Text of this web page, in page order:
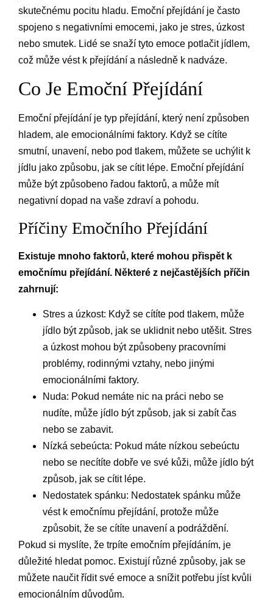
skutečnému pocitu hladu. Emoční přejídání je často
spojeno s negativními emocemi, jako je stres, úzkost
nebo smutek. Lidé se snaží tyto emoce potlačit jídlem,
což může vést k přejídání a následně k nadváze.
Co Je Emoční Přejídání
Emoční přejídání je typ přejídání, který není způsoben
hladem, ale emocionálními faktory. Když se cítíte
smutní, unavení, nebo pod tlakem, můžete se uchýlit k
jídlu jako způsobu, jak se cítit lépe. Emoční přejídání
může být způsobeno řadou faktorů, a může mít
negativní dopad na vaše zdraví a pohodu.
Příčiny Emočního Přejídání
Existuje mnoho faktorů, které mohou přispět k
emočnímu přejídání. Některé z nejčastějších příčin
zahrnují:
Stres a úzkost: Když se cítíte pod tlakem, může
jídlo být způsob, jak se uklidnit nebo utěšit. Stres
a úzkost mohou být způsobeny pracovními
problémy, rodinnými vztahy, nebo jinými
emocionálními faktory.
Nuda: Pokud nemáte nic na práci nebo se
nudíte, může jídlo být způsob, jak si zabít čas
nebo se zabavit.
Nízká sebeúcta: Pokud máte nízkou sebeúctu
nebo se necítíte dobře ve své kůži, může jídlo být
způsob, jak se cítit lépe.
Nedostatek spánku: Nedostatek spánku může
vést k emočnímu přejídání, protože může
způsobit, že se cítíte unavení a podráždění.
Pokud si myslíte, že trpíte emočním přejídáním, je
důležité hledat pomoc. Existují různé způsoby, jak se
můžete naučit řídit své emoce a snížit potřebu jíst kvůli
emocionálním důvodům.